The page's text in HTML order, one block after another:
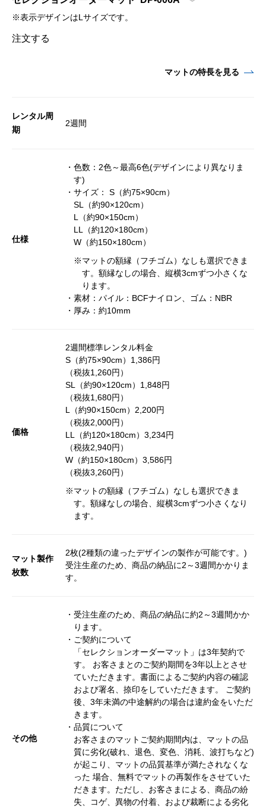
※表示デザインはLサイズです。
注文する
マットの特長を見る
レンタル周
期
2週間
仕様
・色数：2色～最高6色(デザインにより異なりま
す)
・サイズ： S（約75×90cm）
SL（約90×120cm）
L（約90×150cm）
LL（約120×180cm）
W（約150×180cm）
※マットの額縁（フチゴム）なしも選択できま
す。額縁なしの場合、縦横3cmずつ小さくな
ります。
・素材：パイル：BCFナイロン、ゴム：NBR
・厚み：約10mm
価格
2週間標準レンタル料金
S（約75×90cm）1,386円
（税抜1,260円）
SL（約90×120cm）1,848円
（税抜1,680円）
L（約90×150cm）2,200円
（税抜2,000円）
LL（約120×180cm）3,234円
（税抜2,940円）
W（約150×180cm）3,586円
（税抜3,260円）
※マットの額縁（フチゴム）なしも選択できま
す。額縁なしの場合、縦横3cmずつ小さくなり
ます。
マット製作
枚数
2枚(2種類の違ったデザインの製作が可能です。)
受注生産のため、商品の納品に2～3週間かかりま
す。
その他
・受注生産のため、商品の納品に約2～3週間かか
ります。
・ご契約について
「セレクションオーダーマット」は3年契約で
す。 お客さまとのご契約期間を3年以上とさせ
ていただきます。書面によるご契約内容の確認
および署名、捺印をしていただきます。 ご契約
後、3年未満の中途解約の場合は違約金をいただ
きます。
・品質について
お客さまのマットご契約期間内は、マットの品
質に劣化(破れ、退色、変色、消耗、波打ちなど)
が起こり、マットの品質基準が満たされなくな
った 場合、無料でマットの再製作をさせていた
だきます。ただし、お客さまによる、商品の紛
失、コゲ、異物の付着、および裁断による劣化